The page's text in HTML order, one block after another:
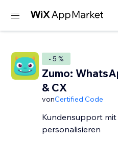
- 5 %
Zumo:
& CX
vonCertified Code
Kundensupport
personalisieren